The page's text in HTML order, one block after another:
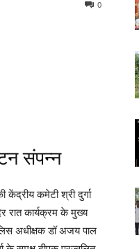
0
संपन्न
कमेटी श्री दुर्गा
रात कार्यक्रम के मुख्य
अधीक्षक डॉ अजय पाल